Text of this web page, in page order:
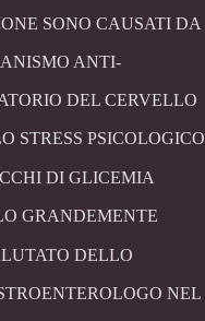
SONO CAUSATI DA
ANTI-
DEL CERVELLO
STRESS PSICOLOGICO
DI GLICEMIA
GRANDEMENTE
DELLO
NEL